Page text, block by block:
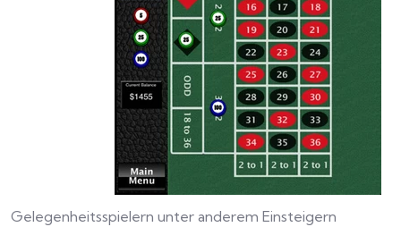
Gelegenheitsspielern unter anderem Einsteigern